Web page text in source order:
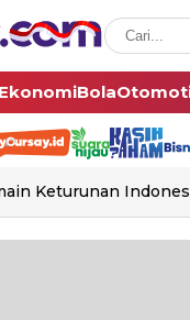
EkonomiBola
Keturunan